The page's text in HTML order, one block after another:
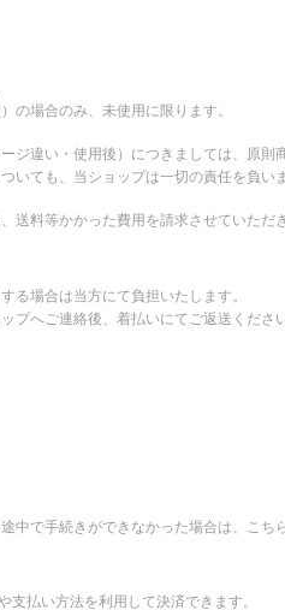
の場合のみ、未使用に限ります。
ジ違い・使用後）につきましては、原則
いても、当ショップは一切の責任を負いま
送料等かかった費用を請求させていただき
る場合は当方にて負担いたします。
プへご連絡後、着払いにてご返送ください
中で手続きができなかった場合は、こち
払い方法を利用して決済できます。